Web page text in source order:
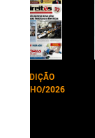
EDIÇÃO
JUNHO/2026